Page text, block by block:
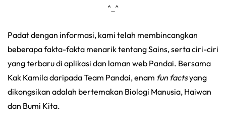
^_^
Padat dengan informasi, kami telah membincangkan
beberapa fakta-fakta menarik tentang Sains, serta ciri-ciri
yang terbaru di aplikasi dan laman web Pandai. Bersama
Kak Kamila daripada Team Pandai, enam fun factsyang
dikongsikan adalah bertemakan Biologi Manusia, Haiwan
dan Bumi Kita.